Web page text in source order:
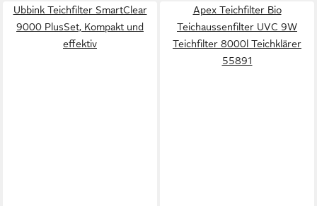
Ubbink Teichfilter SmartClear
9000 PlusSet, Kompakt und
effektiv
Apex Teichfilter Bio
Teichaussenfilter UVC 9W
Teichfilter 8000l Teichklärer
55891